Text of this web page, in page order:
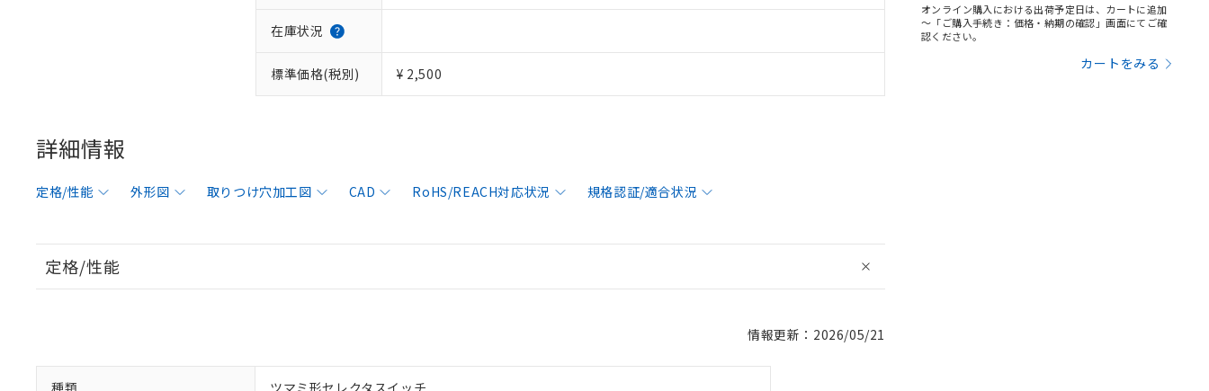
在庫状況
標準価格(税別) ¥ 2,500
詳細情報
定格/性能 外形図 取りつけ穴加工図 CAD RoHS/REACH対応状況 規格認証/適合状況
定格/性能
情報更新：2026/05/21
種類 ツマミ形セレクタスイッチ
オンライン購入における出荷予定日は、カートに追加
～「ご購入手続き：価格・納期の確認」画面にてご確
認ください。
カートをみる